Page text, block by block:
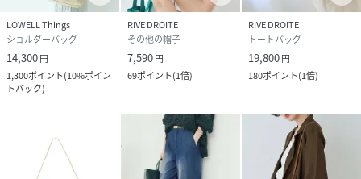
性別タイプ レディース
原産国 中国
素材
【ブラック・グレー・ダークブラウン・ボルド
ポリエステル
人工皮革場所:ショルダー丸紐,紐先フリンジ
サイズ
LOWELL Things
ショルダーバッグ
14,300円
1,300ポイント(10%ポイン
トバック)
RIVE DROITE
その他の帽子
7,590円
69ポイント(1倍)
RIVE DROITE
トートバッグ
19,800円
180ポイント(1倍)